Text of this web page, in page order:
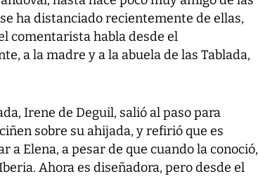
ha distanciado recientemente de ellas,
comentarista habla desde el
a la madre y a la abuela de las Tablada,
Irene de Deguil, salió al paso para
sobre su ahijada, y refirió que es
a Elena, a pesar de que cuando la conoció,
Ahora es diseñadora, pero desde el